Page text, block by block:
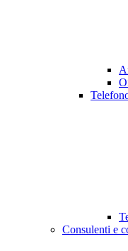
Consulenti e